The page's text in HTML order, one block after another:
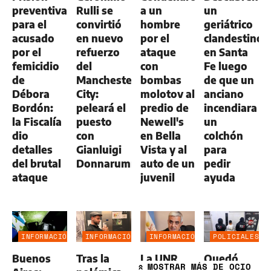
preventiva
para el
acusado
por el
femicidio
de
Débora
Bordón:
la Fiscalía
dio
detalles
del brutal
ataque
Rulli se
convirtió
en nuevo
refuerzo
del
Manchester
City:
peleará el
puesto
con
Gianluigi
Donnarumma
a un
hombre
por el
ataque
con
bombas
molotov al
predio de
Newell's
en Bella
Vista y al
auto de un
juvenil
un
geriátrico
clandestino
en Santa
Fe luego
de que un
anciano
incendiara
un
colchón
para
pedir
ayuda
INFORMACIÓN
Buenos
INFORMACIÓN
Tras la
INFORMACIÓN
La UNR
POLICIALES
Quedó
» MOSTRAR MÁS DE OCIO